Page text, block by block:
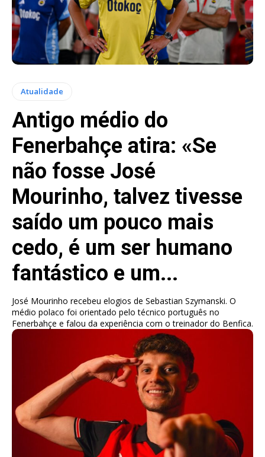
Atualidade
Antigo médio do
Fenerbahçe atira: «Se
não fosse José
Mourinho, talvez tivesse
saído um pouco mais
cedo, é um ser humano
fantástico e um...
José Mourinho recebeu elogios de Sebastian Szymanski. O
médio polaco foi orientado pelo técnico português no
Fenerbahçe e falou da experiência com o treinador do Benfica.